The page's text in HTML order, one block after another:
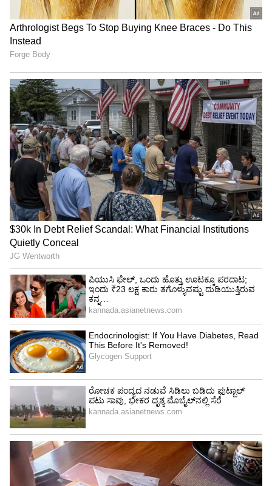
ಸತ್ಯಾಗ್ರಹಗಳ ದೀರ್ಘಾಯುಷ್ಯ ಮತ್ತು ಪ್ರಭಾವದಿಂದಾಗಿ
ಇನ್ನೂ ಅನೇಕ ಉಪವಾಸ ಸತ್ಯಾಗ್ರಹಗಳು ಇತಿಹಾಸದ
ಭಾಗವಾಗಿವೆ. ಭಾರತದ ಸ್ವಾತಂತ್ರ್ಯ ಹೋರಾಟದ
ಸಮಯದಲ್ಲಿ, ಭಗತ್ ಸಿಂಗ್ ಮತ್ತು ಬಟುಕೇಶ್ವರ್ ದತ್
ಲಾಹೋರ್ ಜೈಲಿನಲ್ಲಿ 116 ದಿನಗಳ ಕಾಲ ಉಪವಾಸ
ಸತ್ಯಾಗ್ರಹ ನಡೆಸಿದ್ದು ಇತಿಹಾಸದಲ್ಲಿ ದಾಖಲಾಗಿದೆ. ಎಲ್ಲ
ಕೈದಿಗಳಿಗೆ ಸಮಾನ ಚಿಕಿತ್ಸೆ ಮತ್ತು ಉತ್ತಮ ಸೌಲಭ್ಯ
ಒತ್ತಾಯಿಸಿದ್ದರು. ಕ್ರಾಂತಿಕಾರಿ ಜತಿನ್ ದಾಸ್ 63 ದಿನಗಳ ಕಾಲ
ಉಪವಾಸ ಸತ್ಯಾಗ್ರಹ ನಡೆಸಿ ಪ್ರಾಣ ಕಳೆದುಕೊಂಡಿದ್ದಾರೆ.
ಹೀಗೆ ಹಲವಾರು ಉಪವಾಸ ಸತ್ಯಾಗ್ರಹಗಳು ಸುಮ್ಮನೆ ಅಲ್ಲ
ಯಶ ಗಳಿಸಿಯೇ ಇತಿಹಾಸದಲ್ಲಿ ದಾಖಲಾಗಿದೆ.